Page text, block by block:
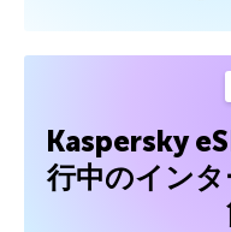
Kaspersky
行中のイン